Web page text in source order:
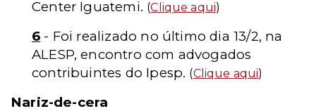
Center Iguatemi. (Clique aqui)
6 - Foi realizado no último dia 13/2, na
ALESP, encontro com advogados
contribuintes do Ipesp. (Clique aqui)
Nariz-de-cera